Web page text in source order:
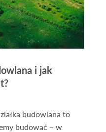
i jak
budowlana to
budować – w